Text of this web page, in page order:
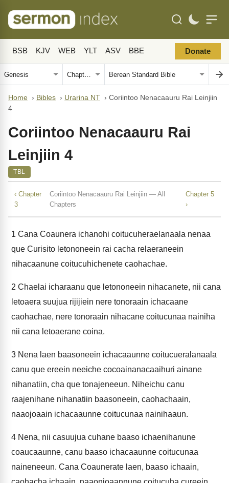
BSB KJV WEB YLT ASV BBE Donate
Home › Bibles › Urarina NT › Coriintoo Nenacaauru Rai Leinjiin
4
Coriintoo Nenacaauru Rai
Leinjiin 4
TBL
‹ Chapter
3
Coriintoo Nenacaauru Rai Leinjiin — All
Chapters
Chapter 5
›
1 Cana Coaunera ichanohi coitucuheraelanaala nenaa
que Curisito letononeein rai cacha relaeraneein
nihacaanune coitucuhichenete caohachae.
2 Chaelai icharaanu que letononeein nihacanete, nii cana
letoaera suujua rijijiein nere tonoraain ichacaane
caohachae, nere tonoraain nihacane coitucunaa nainiha
nii cana letoaerane coina.
3 Nena laen baasoneein ichacaaunne coitucueralanaala
canu que ereein neeiche cocoainanacaaihuri ainane
nihanatiin, cha que tonajeneeun. Niheichu canu
raajenihane nihanatiin baasoneein, caohachaain,
naaojoaain ichacaaunne coitucunaa nainihaaun.
4 Nena, nii casuujua cuhane baaso ichaenihanune
coaucaaunne, canu baaso ichacaaunne coitucunaa
naineneeun. Cana Coaunerate laen, baaso ichaain,